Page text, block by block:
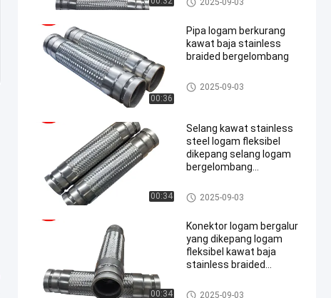
2025-09-03
00:36
Pipa logam berkurang
kawat baja stainless
braided bergelombang
Selang Jalinan Logam
2025-09-03
00:34
Selang kawat stainless
steel logam fleksibel
dikepang selang logam
bergelombang
Selang Jalinan Logam
2025-09-03
00:34
Konektor logam bergalur
yang dikepang logam
fleksibel kawat baja
stainless braided
Selang Jalinan Logam
2025-09-03